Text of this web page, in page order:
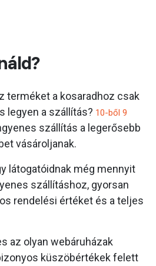
terméket a kosaradhoz csak
legyen a szállítás? 10-ből 9
szállítás a legerősebb
vásároljanak.
látogatóidnak még mennyit
szállításhoz, gyorsan
rendelési értéket és a teljes
az olyan webáruházak
küszöbértékek felett